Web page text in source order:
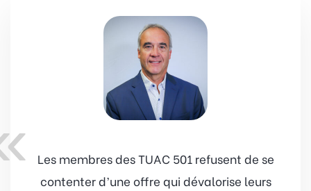
Les membres des TUAC 501 refusent de se
contenter d’une offre qui dévalorise leurs